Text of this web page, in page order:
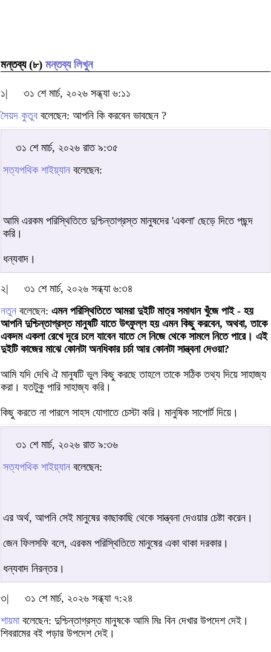
মন্তব্য (৮) মন্তব্য লিখুন
১|
৩১ শে মার্চ, ২০২৬ সন্ধ্যা ৬:১১
সৈয়দ কুতুব বলেছেন: আপনি কি করবেন ভাবছেন ?
৩১ শে মার্চ, ২০২৬ রাত ৯:৩৫
সত্যপথিক শাইয়্যান বলেছেন:
আমি এরকম পরিস্থিতিতে দুশ্চিন্তাগ্রস্ত মানুষদের 'একলা' ছেড়ে দিতে পছন্দ
করি।
ধন্যবাদ।
২|
৩১ শে মার্চ, ২০২৬ সন্ধ্যা ৬:৩৪
নতুন বলেছেন: এমন পরিস্থিতিতে আমরা দুইটি মাত্র সমাধান খুঁজে পাই - হয়
আপনি দুশ্চিন্তাগ্রস্ত মানুষটি যাতে উৎফুল্ল হয় এমন কিছু করবেন, অথবা, তাকে
একদম একলা রেখে দূরে চলে যাবেন যাতে সে নিজে থেকে সামলে নিতে পারে। এই
দুইটি কাজের মাঝে কোনটা অনধিকার চর্চা আর কোনটা সান্ত্বনা দেওয়া?
আমি যদি দেখি ঐ মানুষটি ভুল কিছু করছে তাহলে তাকে সঠিক তথ্য দিয়ে সাহাজ্য
করা। যতটুকু পারি সাহাজ্য করি।
কিছু করতে না পারলে সাহস যোগাতে চেস্টা করি। মানুষিক সাপোর্ট দিয়ে।
৩১ শে মার্চ, ২০২৬ রাত ৯:৩৬
সত্যপথিক শাইয়্যান বলেছেন:
এর অর্থ, আপনি সেই মানুষের কাছাকাছি থেকে সান্ত্বনা দেওয়ার চেষ্টা করেন।
জেন ফিলসফি বলে, এরকম পরিস্থিতিতে মানুষের একা থাকা দরকার।
ধন্যবাদ নিরন্তর।
৩|
৩১ শে মার্চ, ২০২৬ সন্ধ্যা ৭:২৪
শায়মাবলেছেন: দুশ্চিন্তাগ্রস্ত মানুষকে আমি মিঃ বিন দেখার উপদেশ দেই।
শিবরামের বই পড়ার উপদেশ দেই।